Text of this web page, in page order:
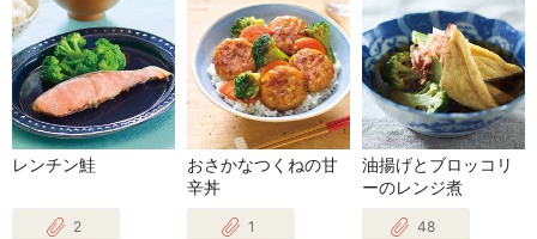
レンチン鮭
2
おさかなつくねの甘
辛丼
1
油揚げとブロッコリ
ーのレンジ煮
48